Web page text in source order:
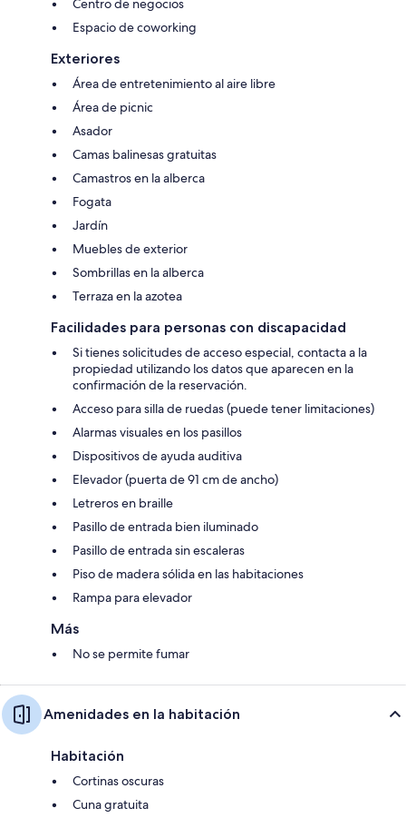
Centro de negocios
Espacio de coworking
Exteriores
Área de entretenimiento al aire libre
Área de picnic
Asador
Camas balinesas gratuitas
Camastros en la alberca
Fogata
Jardín
Muebles de exterior
Sombrillas en la alberca
Terraza en la azotea
Facilidades para personas con discapacidad
Si tienes solicitudes de acceso especial, contacta a la
propiedad utilizando los datos que aparecen en la
confirmación de la reservación.
Acceso para silla de ruedas (puede tener limitaciones)
Alarmas visuales en los pasillos
Dispositivos de ayuda auditiva
Elevador (puerta de 91 cm de ancho)
Letreros en braille
Pasillo de entrada bien iluminado
Pasillo de entrada sin escaleras
Piso de madera sólida en las habitaciones
Rampa para elevador
Más
No se permite fumar
Amenidades en la habitación
Habitación
Cortinas oscuras
Cuna gratuita